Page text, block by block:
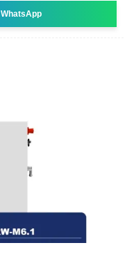
WhatsApp